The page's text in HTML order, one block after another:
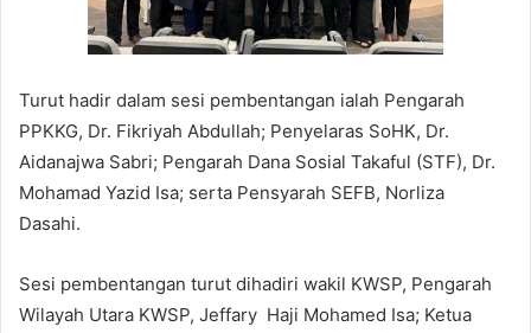
Turut hadir dalam sesi pembentangan ialah Pengarah
PPKKG, Dr. Fikriyah Abdullah; Penyelaras SoHK, Dr.
Aidanajwa Sabri; Pengarah Dana Sosial Takaful (STF), Dr.
Mohamad Yazid Isa; serta Pensyarah SEFB, Norliza
Dasahi.
Sesi pembentangan turut dihadiri wakil KWSP, Pengarah
Wilayah Utara KWSP, Jeffary Haji Mohamed Isa; Ketua